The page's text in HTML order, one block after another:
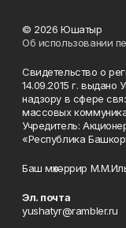
© 2026 Юшатыр
Об использовании
Свидетельство о
14.09.2015 г.
надзору в сфере
массовых
Учредитель:
«Республика
Баш мөхәррир
Эл. почта
yushatyr@rambler.ru